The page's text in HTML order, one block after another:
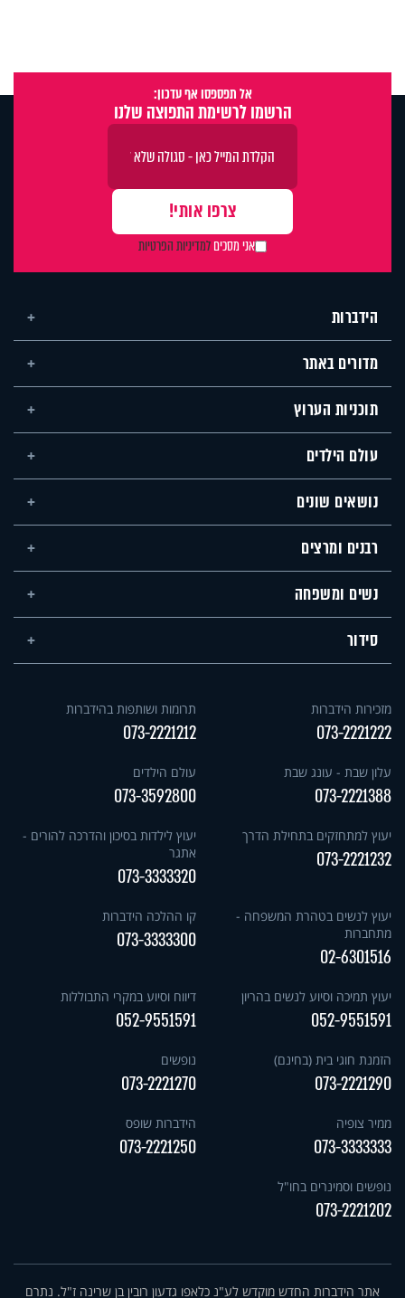
אל תפספסו אף עדכון:
הרשמו לרשימת התפוצה שלנו
אני מסכיםלמדיניות הפרטיות
הידברות
מדורים באתר
תוכניות הערוץ
עולם הילדים
נושאים שונים
רבנים ומרצים
נשים ומשפחה
סידור
מזכירות הידברות
073-2221222
תרומות ושותפות בהידברות
073-2221212
עלון שבת - עונג שבת
073-2221388
עולם הילדים
073-3592800
יעוץ למתחזקים בתחילת הדרך
073-2221232
יעוץ לילדות בסיכון והדרכה להורים -
אתגר
073-3333320
יעוץ לנשים בטהרת המשפחה -
מתחברות
02-6301516
קו ההלכה הידברות
073-3333300
יעוץ תמיכה וסיוע לנשים בהריון
052-9551591
דיווח וסיוע במקרי התבוללות
052-9551591
הזמנת חוגי בית (בחינם)
073-2221290
נופשים
073-2221270
ממיר צופיה
073-3333333
הידברות שופס
073-2221250
נופשים וסמינרים בחו"ל
073-2221202
אתר הידברות החדש מוקדש לע"נ כלאפו גדעון רובין בן שרינה ז"ל. נתרם